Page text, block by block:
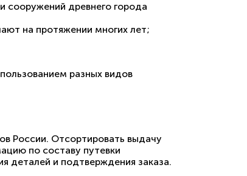
сооружений древнего города
на протяжении многих лет;
разных видов
России. Отсортировать выдачу
по составу путевки
деталей и подтверждения заказа.